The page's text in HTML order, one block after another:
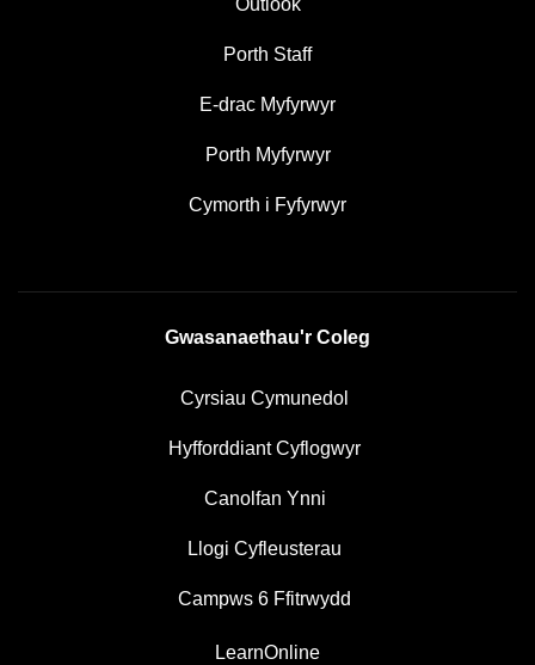
Outlook
Porth Staff
E-drac Myfyrwyr
Porth Myfyrwyr
Cymorth i Fyfyrwyr
Gwasanaethau'r Coleg
Cyrsiau Cymunedol
Hyfforddiant Cyflogwyr
Canolfan Ynni
Llogi Cyfleusterau
Campws 6 Ffitrwydd
LearnOnline